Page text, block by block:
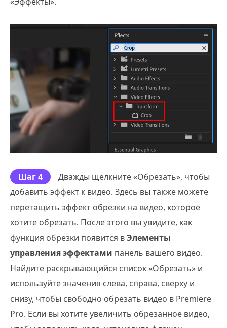
Шаг 4
Дважды щелкните «Обрезать», чтобы
добавить эффект к видео. Здесь вы также можете
перетащить эффект обрезки на видео, которое
хотите обрезать. После этого вы увидите, как
функция обрезки появится вЭлементы
управления эффектами панель вашего видео.
Найдите раскрывающийся список «Обрезать» и
используйте значения слева, справа, сверху и
снизу, чтобы свободно обрезать видео в Premiere
Pro. Если вы хотите увеличить обрезанное видео,